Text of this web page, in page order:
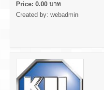
Price: 0.00 บาท
Created by: webadmin